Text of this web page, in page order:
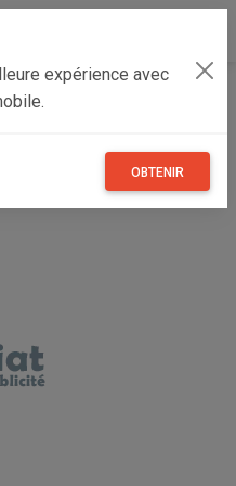
expérience avec
OBTENIR